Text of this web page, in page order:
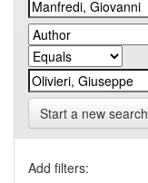
Start a new search
Add filters: